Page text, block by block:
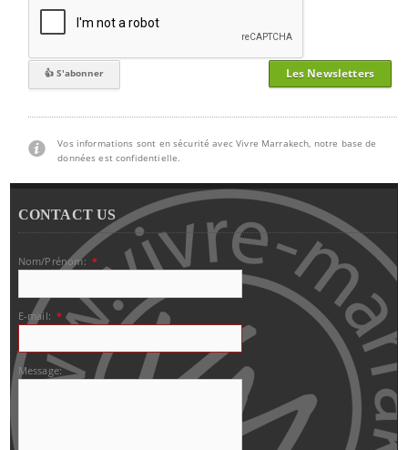
Les Newsletters
Vos informations sont en sécurité avec Vivre Marrakech, notre base de
données est confidentielle.
CONTACT US
Nom/Prénom: *
E-mail: *
Message: